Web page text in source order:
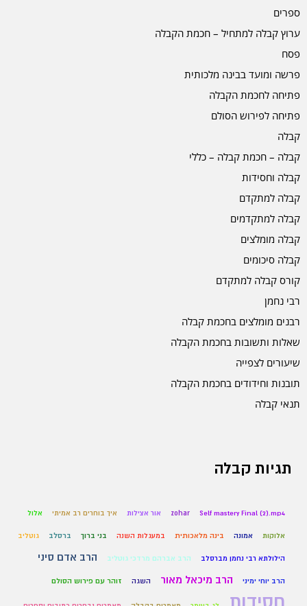
ספרים
ערוץ קבלה למתחיל – חכמת הקבלה
פסח
פרשה ומועד בבינה מלכותית
פתיחה לחכמת הקבלה
פתיחה לפירוש הסולם
קבלה
קבלה – חכמת קבלה – כללי
קבלה וחסידות
קבלה למתקדם
קבלה למתקדמים
קבלה מומלצים
קבלה סיכומים
קורס קבלה למתקדם
רבי נחמן
רבנים מומלצים בחכמת קבלה
שאלות ותשובות בחכמת הקבלה
שיעורים לצפייה
תובנות וחידודים בחכמת הקבלה
תנאי קבלה
תגיות קבלה
Self mastery Final (2).mp4
zohar אור אצילות איך בוחרים רב אמיתי אלול
אלוקות אמונה בינה מלאכותית במעגלות השנה בני ברוך ברסלב גוטליב
הילולתא רבי נחמן מברסלב הרב אברהם מרדכי גוטליב הרב אדם סיני
הרב יוחי ימיני הרב מיכאל מאור השגה זוהר עם פירוש הסולם